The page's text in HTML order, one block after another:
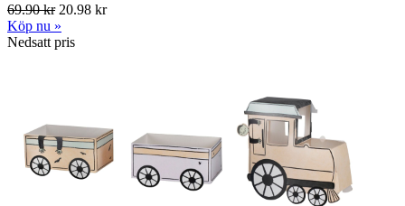
69.90 kr20.98 kr
Köp nu »
Nedsatt pris